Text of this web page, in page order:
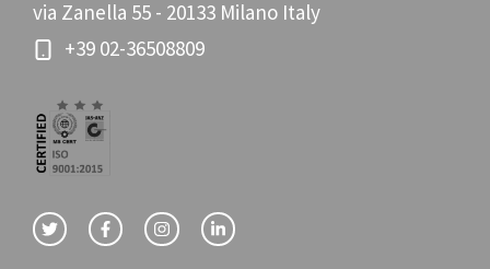
via Zanella 55 - 20133 Milano Italy
+39 02-36508809